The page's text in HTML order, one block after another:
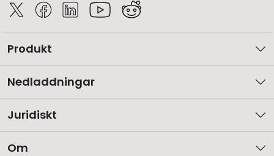
Produkt
Nedladdningar
Juridiskt
Om